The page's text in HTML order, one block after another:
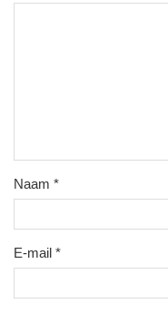
Naam *
E-mail *